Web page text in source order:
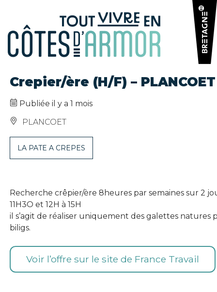
Crepier/ère (H/F) – PLANCOET
Publiée il y a 1 mois
PLANCOET
LA PATE A CREPES
Recherche crêpier/ère 8heures par semaines sur 2
11H3O et 12H à 15H
il s’agit de réaliser uniquement des galettes
biligs.
Voir l’offre sur le site de France Travail